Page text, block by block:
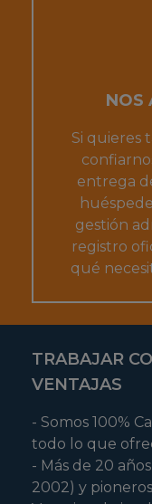
NOS
Si quieres
entrega
gestión
registro
qué
TRABAJAR
VENTAJAS
- Somos 100%
todo lo que
- Más de 20
2002) y